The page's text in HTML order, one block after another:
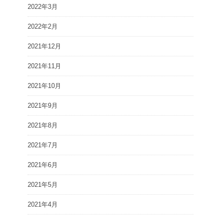
2022年3月
2022年2月
2021年12月
2021年11月
2021年10月
2021年9月
2021年8月
2021年7月
2021年6月
2021年5月
2021年4月